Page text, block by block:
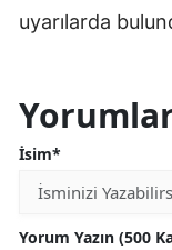
uyarılarda
İsim*
Yorum Yazın (500